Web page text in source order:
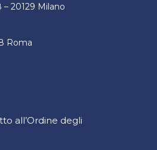
20129 Milano
Roma
all’Ordine degli